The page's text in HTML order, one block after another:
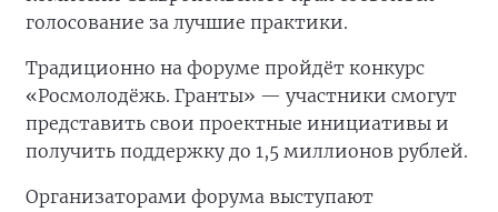
голосование за лучшие практики.
Традиционно на форуме пройдёт конкурс
«Росмолодёжь. Гранты» — участники смогут
представить свои проектные инициативы и
получить поддержку до 1,5 миллионов рублей.
Организаторами форума выступают